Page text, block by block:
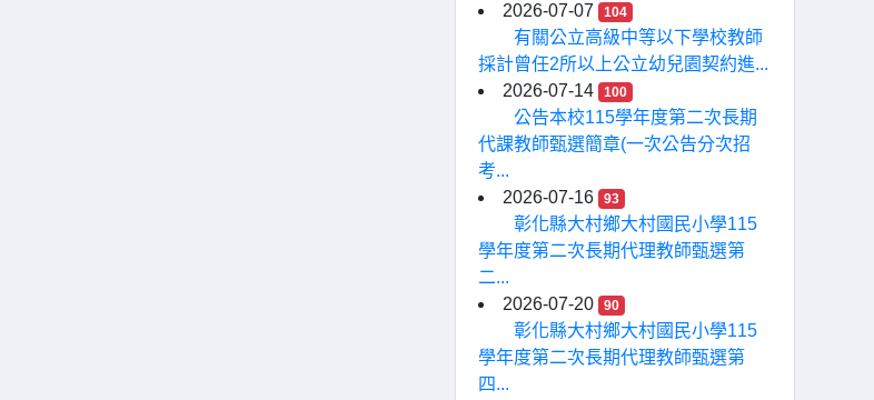
2026-07-07
104
有關公立高級中等以下學校教師
採計曾任2所以上公立幼兒園契約進...
2026-07-14
100
公告本校115學年度第二次長期
代課教師甄選簡章(一次公告分次招
考...
2026-07-16
93
彰化縣大村鄉大村國民小學115
學年度第二次長期代理教師甄選第
二...
2026-07-20
90
彰化縣大村鄉大村國民小學115
學年度第二次長期代理教師甄選第
四...